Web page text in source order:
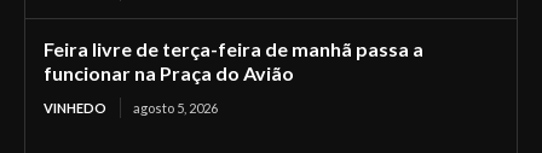
Feira livre de terça-feira de manhã passa a
funcionar na Praça do Avião
VINHEDO agosto 5, 2026